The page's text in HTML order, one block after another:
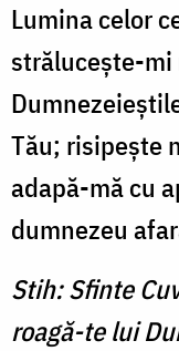
Lumina celor
străluceşte-mi
Tău; risi­peşte
adapă-mă cu
dumnezeu
Stih: Sfinte
roagă-te lui